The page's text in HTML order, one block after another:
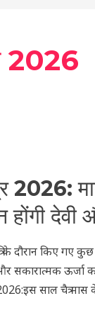
2026
2026:
होंगी देवी
के दौरान किए
सकारात्मक ऊर्जा
साल चैत्र मास